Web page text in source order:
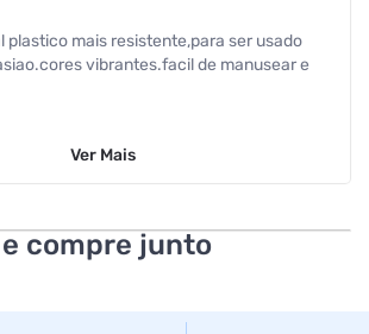
plastico mais resistente,para ser usado
vibrantes.facil de manusear e
Ver Mais
compre junto